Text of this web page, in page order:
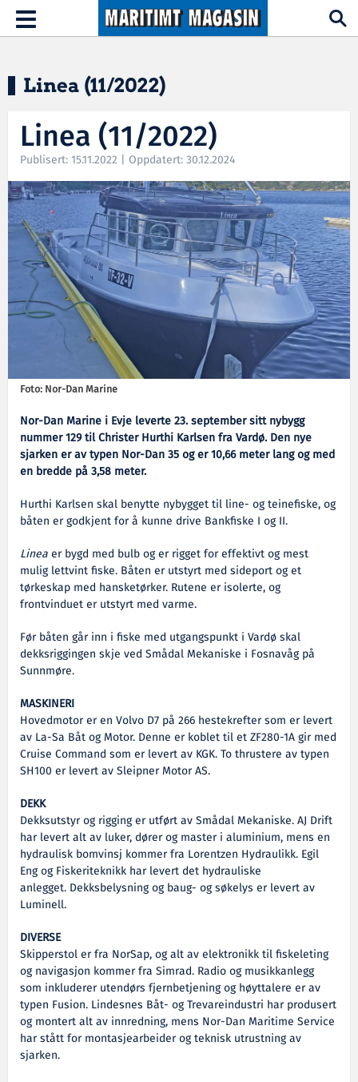
Hopp til hovedinnhold
Toggle
navigation
Linea (11/2022)
Linea (11/2022)
Publisert: 15.11.2022 | Oppdatert: 30.12.2024
Foto: Nor-Dan Marine
Nor-Dan Marine i Evje leverte 23. september sitt nybygg
nummer 129 til Christer Hurthi Karlsen fra Vardø. Den nye
sjarken er av typen Nor-Dan 35 og er 10,66 meter lang og med
en bredde på 3,58 meter.
Hurthi Karlsen skal benytte nybygget til line- og teinefiske, og
båten er godkjent for å kunne drive Bankfiske I og II.
Lineaer bygd med bulb og er rigget for effektivt og mest
mulig lettvint fiske. Båten er utstyrt med sideport og et
tørkeskap med hansketørker. Rutene er isolerte, og
frontvinduet er utstyrt med varme.
Før båten går inn i fiske med utgangspunkt i Vardø skal
dekksriggingen skje ved Smådal Mekaniske i Fosnavåg på
Sunnmøre.
MASKINERI
Hovedmotor er en Volvo D7 på 266 hestekrefter som er levert
av La-Sa Båt og Motor. Denne er koblet til et ZF280-1A gir med
Cruise Command som er levert av KGK. To thrustere av typen
SH100 er levert av Sleipner Motor AS.
DEKK
Dekksutstyr og rigging er utført av Smådal Mekaniske. AJ Drift
har levert alt av luker, dører og master i aluminium, mens en
hydraulisk bomvinsj kommer fra Lorentzen Hydraulikk. Egil
Eng og Fiskeriteknikk har levert det hydrauliske
anlegget. Dekksbelysning og baug- og søkelys er levert av
Luminell.
DIVERSE
Skipperstol er fra NorSap, og alt av elektronikk til fiskeleting
og navigasjon kommer fra Simrad. Radio og musikkanlegg
som inkluderer utendørs fjernbetjening og høyttalere er av
typen Fusion. Lindesnes Båt- og Trevareindustri har produsert
og montert alt av innredning, mens Nor-Dan Maritime Service
har stått for montasjearbeider og teknisk utrustning av
sjarken.